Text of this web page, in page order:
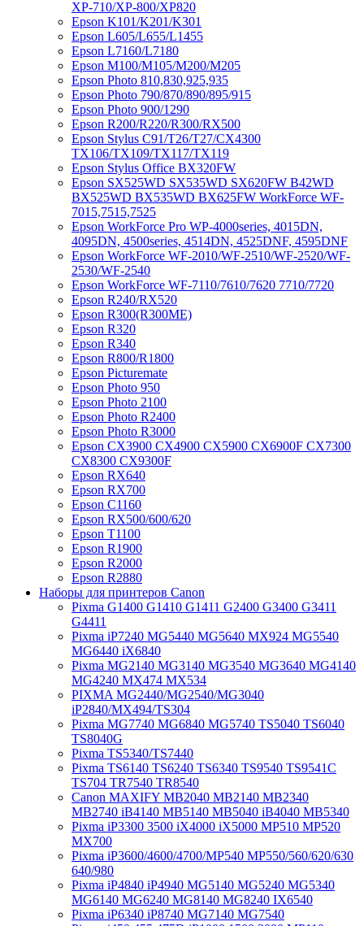
XP-710/XP-800/XP820
Epson K101/K201/K301
Epson L605/L655/L1455
Epson L7160/L7180
Epson M100/M105/M200/M205
Epson Photo 810,830,925,935
Epson Photo 790/870/890/895/915
Epson Photo 900/1290
Epson R200/R220/R300/RX500
Epson Stylus C91/T26/T27/CX4300
TX106/TX109/TX117/TX119
Epson Stylus Office BX320FW
Epson SX525WD SX535WD SX620FW B42WD
BX525WD BX535WD BX625FW WorkForce WF-
7015,7515,7525
Epson WorkForce Pro WP-4000series, 4015DN,
4095DN, 4500series, 4514DN, 4525DNF, 4595DNF
Epson WorkForce WF-2010/WF-2510/WF-2520/WF-
2530/WF-2540
Epson WorkForce WF-7110/7610/7620 7710/7720
Epson R240/RX520
Epson R300(R300ME)
Epson R320
Epson R340
Epson R800/R1800
Epson Picturemate
Epson Photo 950
Epson Photo 2100
Epson Photo R2400
Epson Photo R3000
Epson CX3900 CX4900 CX5900 CX6900F CX7300
CX8300 CX9300F
Epson RX640
Epson RX700
Epson C1160
Epson RX500/600/620
Epson T1100
Epson R1900
Epson R2000
Epson R2880
Наборы для принтеров Canon
Pixma G1400 G1410 G1411 G2400 G3400 G3411
G4411
Pixma iP7240 MG5440 MG5640 MX924 MG5540
MG6440 iX6840
Pixma MG2140 MG3140 MG3540 MG3640 MG4140
MG4240 MX474 MX534
PIXMA MG2440/MG2540/MG3040
iP2840/MX494/TS304
Pixma MG7740 MG6840 MG5740 TS5040 TS6040
TS8040G
Pixma TS5340/TS7440
Pixma TS6140 TS6240 TS6340 TS9540 TS9541C
TS704 TR7540 TR8540
Canon MAXIFY MB2040 MB2140 MB2340
MB2740 iB4140 MB5140 MB5040 iB4040 MB5340
Pixma iP3300 3500 iX4000 iX5000 MP510 MP520
MX700
Pixma iP3600/4600/4700/MP540 MP550/560/620/630
640/980
Pixma iP4840 iP4940 MG5140 MG5240 MG5340
MG6140 MG6240 MG8140 MG8240 IX6540
Pixma iP6340 iP8740 MG7140 MG7540